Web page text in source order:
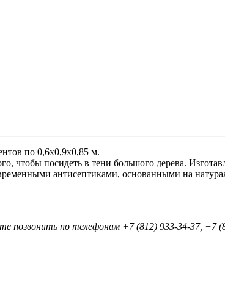
по 0,6х0,9х0,85 м.
чтобы посидеть в тени большого дерева.
антисептиками, основанными на
позвонить по телефонам +7 (812) 933-34-37, +7